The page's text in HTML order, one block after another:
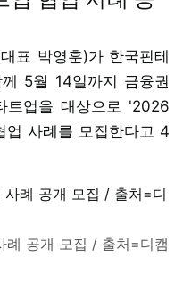
표 박영훈)가 한국핀테
5월 14일까지 금융권
트업을 대상으로 '2026
업 사례를 모집한다고 4
례 공개 모집 / 출처=디캠